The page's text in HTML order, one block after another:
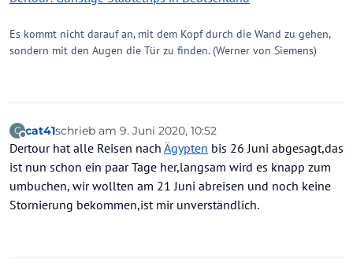
etwas zuviel verlangt, würde ich meinen ...
Veranstalter diese Kosten darlegen.
Du musst dir die dynamische Produktion im
Bettengroßhandel und kauft da Betten für
towe2019 und seine Mitreisenden. Dafür muss er
aber schon mal 20% des Preises hinlegen um für
euch zu reservieren. Dann geht er in den
Flugzeugsitzegroßhandel und kauft ein Ticket auf
den Namen towe2019 und muss es sofort
Es kommt nicht darauf an, mit dem Kopf durch die Wand zu gehen,
sondern mit den Augen die Tür zu finden. (Werner von Siemens)
C
Offline
cat41schrieb am 9. Juni 2020, 10:52
zuletzt editiert von
Dertour hat alle Reisen nach Ägypten bis 26 Juni abgesagt,das
ist nun schon ein paar Tage her,langsam wird es knapp zum
umbuchen, wir wollten am 21 Juni abreisen und noch keine
Stornierung bekommen,ist mir unverständlich.